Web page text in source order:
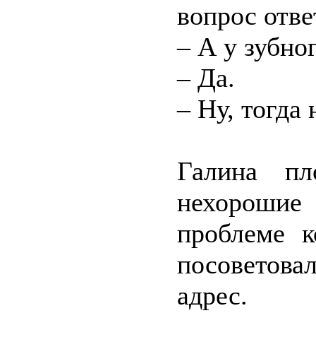
вопрос
– А у
– Да.
– Ну, тогда
Галина
проблеме
адрес.